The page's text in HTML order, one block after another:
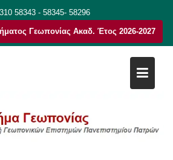
58343 - 58345- 58296
Γεωπονίας Ακαδ. Έτος 2026-2027